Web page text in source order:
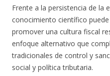
Frente a la persistencia de la
conocimiento científico
promover una cultura fiscal
enfoque alternativo que
tradicionales de control y
social y política tributaria.